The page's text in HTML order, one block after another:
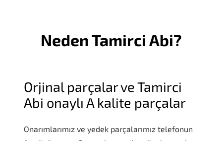
Neden Tamirci Abi?
Orjinal parçalar ve Tamirci
Abi onaylı A kalite parçalar
Onarımlarımız ve yedek parçalarımız telefonun